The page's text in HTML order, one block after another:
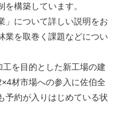
構築しています。
について詳しい説明をお
業を取巻く課題などについ
を目的とした新工場の建
材市場への参入に佐伯全
予約が入りはじめている状